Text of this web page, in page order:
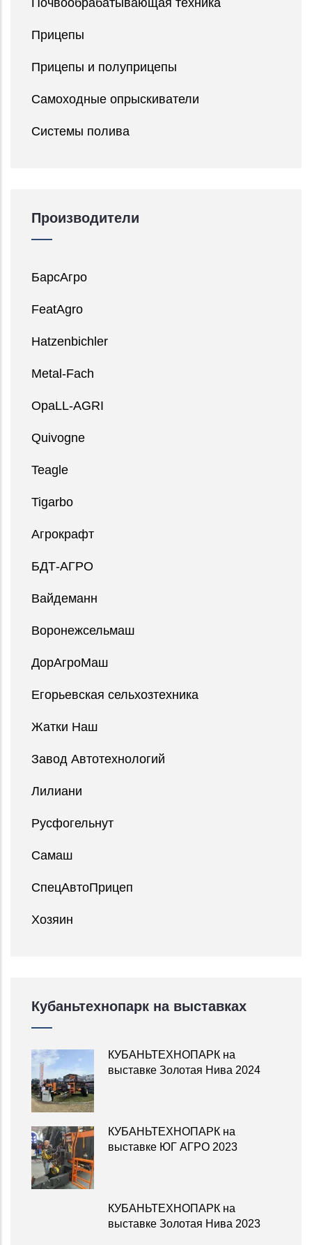
Почвообрабатывающая техника
Прицепы
Прицепы и полуприцепы
Самоходные опрыскиватели
Системы полива
Производители
БарсАгро
FeatAgro
Hatzenbichler
Metal-Fach
OpaLL-AGRI
Quivogne
Teagle
Tigarbo
Агрокрафт
БДТ-АГРО
Вайдеманн
Воронежсельмаш
ДорАгроМаш
Егорьевская сельхозтехника
Жатки Наш
Завод Автотехнологий
Лилиани
Русфогельнут
Самаш
СпецАвтоПрицеп
Хозяин
Кубаньтехнопарк на выставках
КУБАНЬТЕХНОПАРК на
выставке Золотая Нива 2024
КУБАНЬТЕХНОПАРК на
выставке ЮГ АГРО 2023
КУБАНЬТЕХНОПАРК на
выставке Золотая Нива 2023